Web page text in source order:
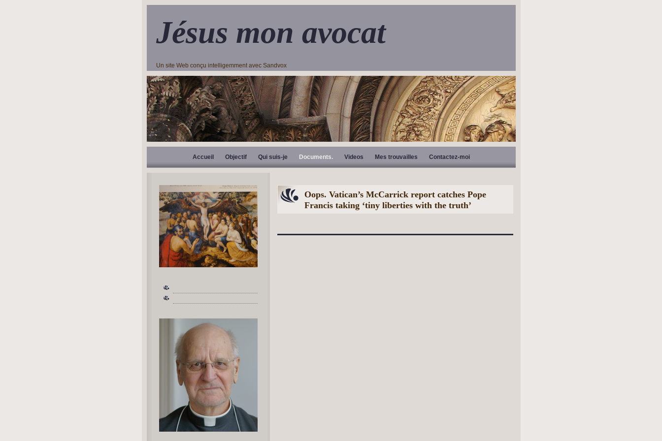
Jésus mon avocat
Un site Web conçu intelligemment avec Sandvox
Accueil Objectif Qui suis-je Documents. Videos Mes trouvailles Contactez-moi
Oops. Vatican’s McCarrick report catches Pope
Francis taking ‘tiny liberties with the truth’